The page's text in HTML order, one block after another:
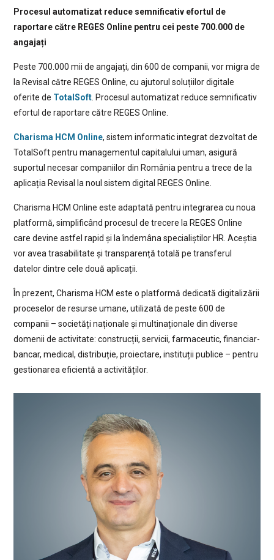
Procesul automatizat reduce semnificativ efortul de
raportare către REGES Online pentru cei peste 700.000 de
angajați
Peste 700.000 mii de angajați, din 600 de companii, vor migra de
la Revisal către REGES Online, cu ajutorul soluțiilor digitale
oferite de TotalSoft. Procesul automatizat reduce semnificativ
efortul de raportare către REGES Online.
Charisma HCM Online, sistem informatic integrat dezvoltat de
TotalSoft pentru managementul capitalului uman, asigură
suportul necesar companiilor din România pentru a trece de la
aplicația Revisal la noul sistem digital REGES Online.
Charisma HCM Online este adaptată pentru integrarea cu noua
platformă, simplificând procesul de trecere la REGES Online
care devine astfel rapid și la îndemâna specialiștilor HR. Aceștia
vor avea trasabilitate și transparență totală pe transferul
datelor dintre cele două aplicații.
În prezent, Charisma HCM este o platformă dedicată digitalizării
proceselor de resurse umane, utilizată de peste 600 de
companii – societăți naționale și multinaționale din diverse
domenii de activitate: construcții, servicii, farmaceutic, financiar-
bancar, medical, distribuție, proiectare, instituții publice – pentru
gestionarea eficientă a activităților.